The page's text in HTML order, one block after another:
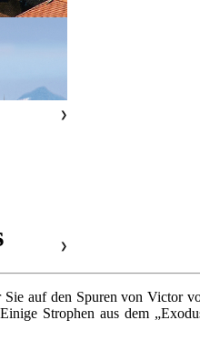
auf den Spuren von Victor
Strophen aus dem
❯
❯